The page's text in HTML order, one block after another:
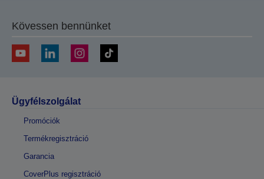
Kövessen bennünket
Ügyfélszolgálat
Promóciók
Termékregisztráció
Garancia
CoverPlus regisztráció